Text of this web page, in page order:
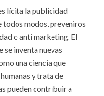
lícita la publicidad
todos modos, preveniros
o anti marketing. El
se inventa nuevas
una ciencia que
y trata de
pueden contribuir a